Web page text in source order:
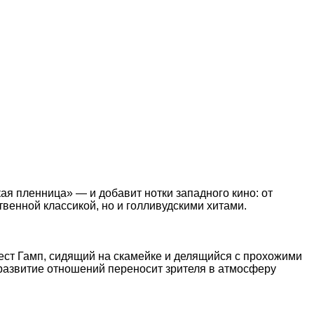
пленница» — и добавит нотки западного кино: от
классикой, но и голливудскими хитами.
Гамп, сидящий на скамейке и делящийся с прохожими
отношений переносит зрителя в атмосферу